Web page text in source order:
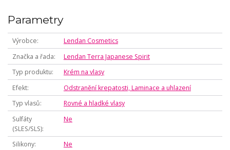
Parametry
Výrobce
Lendan Cosmetics
Značka a řada
Lendan Terra Japanese Spirit
Typ produktu
Krém na vlasy
Efekt
Odstranění krepatosti, Laminace a uhlazení
Typ vlasů
Rovné a hladké vlasy
Sulfáty
(SLES/SLS)
Ne
Silikony
Ne